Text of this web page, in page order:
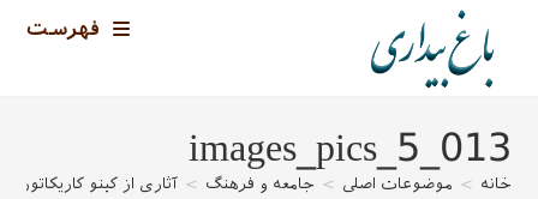
فهرست
images_pics_5_013
خانه > موضوعات اصلی > جامعه و فرهنگ > آثاری از کینو